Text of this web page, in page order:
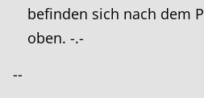
befinden sich nach dem
oben. -.-
--